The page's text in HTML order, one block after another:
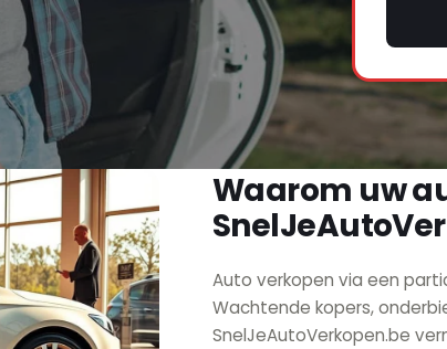
Waarom uw
Auto verkopen via een
Wachtende kopers,
SnelJeAutoVerkopen.be